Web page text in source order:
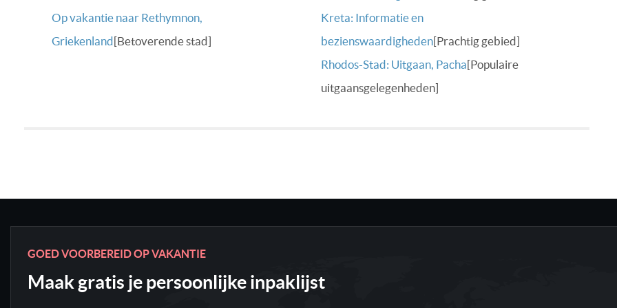
Op vakantie naar Rethymnon,
Griekenland[Betoverende stad]
Kreta: Informatie en
bezienswaardigheden[Prachtig gebied]
Rhodos-Stad: Uitgaan, Pacha[Populaire
uitgaansgelegenheden]
GOED VOORBEREID OP VAKANTIE
Maak gratis je persoonlijke inpaklijst